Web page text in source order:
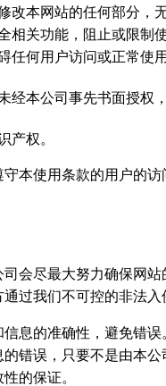
改本网站的任何部分，
相关功能，阻止或限制
任何用户访问或正常
经本公司事先书面授
产权。
本使用条款的用户的
会尽最大努力确保网
过我们不可控的非法
息的准确性，避免错
错误，只要不是由本
的保证。